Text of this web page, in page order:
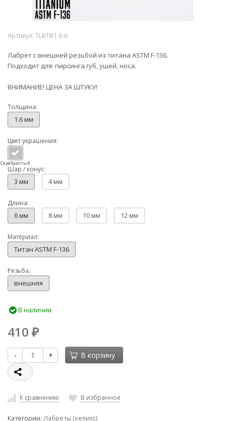
Артикул: TLBTB1.6-6
Лабрет с внешней резьбой из титана ASTM F-136.
Подходит для: пирсинга губ, ушей, носа.
ВНИМАНИЕ! ЦЕНА ЗА ШТУКУ!
Толщина:
1.6 мм
Цвет украшения:
Серебристый
Шар / конус:
3 мм 4 мм
Длина:
6 мм 8 мм 10 мм 12 мм
Материал:
Титан ASTM F-136
Резьба:
внешняя
В наличии
410 ₽
- + В корзину
К сравнению В избранное
Категории: Лабреты (хеликс)